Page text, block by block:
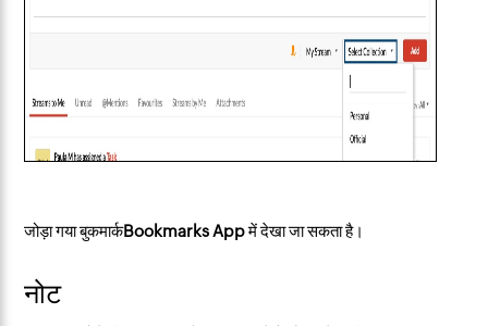
जोड़ा गया बुकमार्कBookmarks Appमें देखा जा सकता है।
नोट